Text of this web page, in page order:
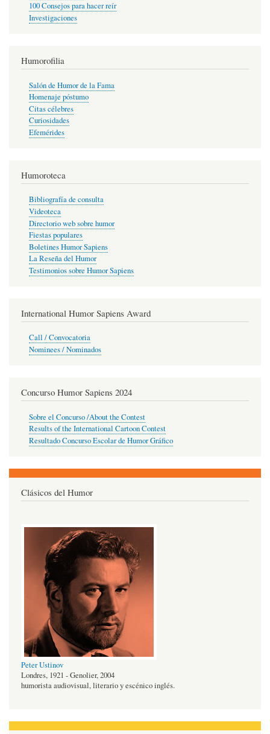
100 Consejos para hacer reír
Investigaciones
Humorofilia
Salón de Humor de la Fama
Homenaje póstumo
Citas célebres
Curiosidades
Efemérides
Humoroteca
Bibliografía de consulta
Videoteca
Directorio web sobre humor
Fiestas populares
Boletines Humor Sapiens
La Reseña del Humor
Testimonios sobre Humor Sapiens
International Humor Sapiens Award
Call / Convocatoria
Nominees / Nominados
Concurso Humor Sapiens 2024
Sobre el Concurso /About the Contest
Results of the International Cartoon Contest
Resultado Concurso Escolar de Humor Gráfico
Clásicos del Humor
Peter Ustinov
Londres, 1921 - Genolier, 2004
humorista audiovisual, literario y escénico inglés.